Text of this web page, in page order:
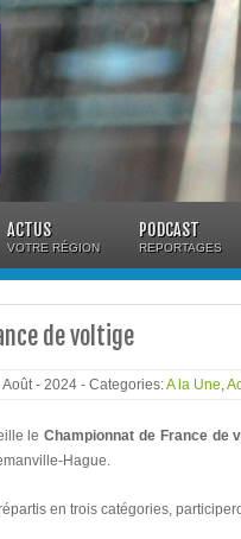
ACTUS
VOTRE RÉGION
PODCAST
REPORTAGES
de voltige
Août - 2024 - Categories:A la Une,
leChampionnat de France de
Hague.
en trois catégories,